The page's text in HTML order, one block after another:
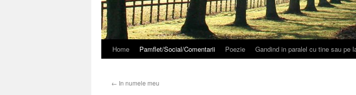
Sari
conținut
Home Pamflet/Social/Comentarii Poezie Gandind in paralel cu tine sau pe
← In numele meu